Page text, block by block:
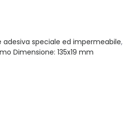
speciale ed impermeabile,
Dimensione: 135x19 mm